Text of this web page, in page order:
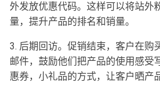
外发放优惠代码。这样可以将站外
量，提升产品的排名和销量。
3. 后期回访。促销结束，客户在购
邮件，鼓励他们把产品的使用感受
惠券，小礼品的方式，让客户晒产